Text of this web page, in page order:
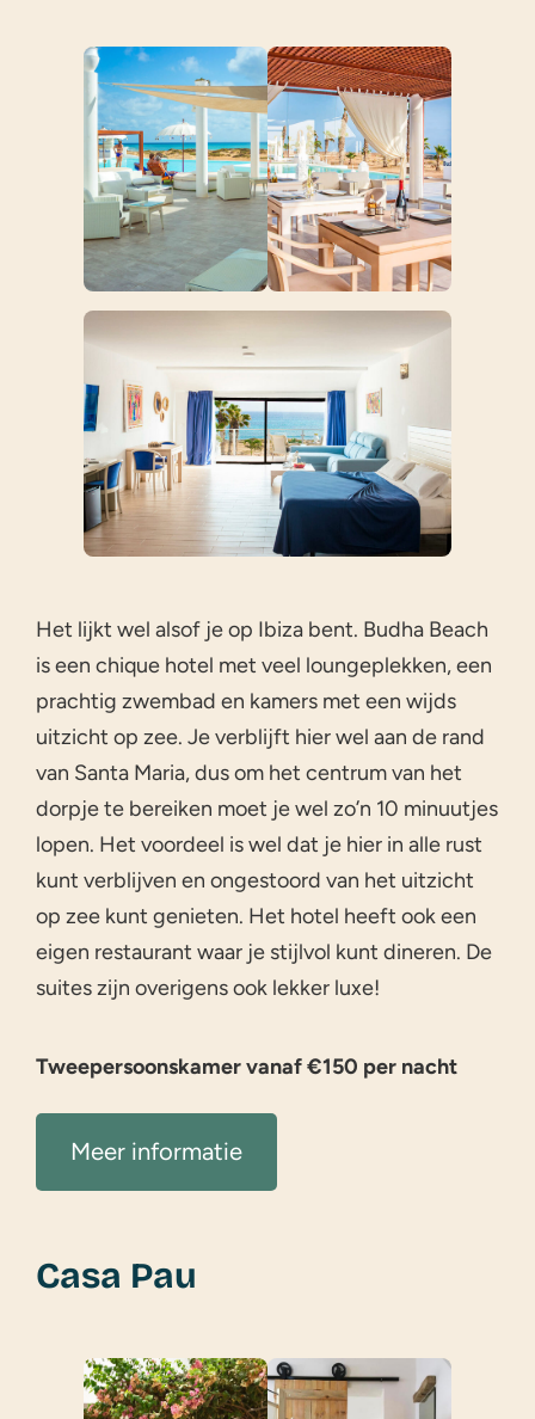
Het lijkt wel alsof je op Ibiza bent. Budha Beach
is een chique hotel met veel loungeplekken, een
prachtig zwembad en kamers met een wijds
uitzicht op zee. Je verblijft hier wel aan de rand
van Santa Maria, dus om het centrum van het
dorpje te bereiken moet je wel zo’n 10 minuutjes
lopen. Het voordeel is wel dat je hier in alle rust
kunt verblijven en ongestoord van het uitzicht
op zee kunt genieten. Het hotel heeft ook een
eigen restaurant waar je stijlvol kunt dineren. De
suites zijn overigens ook lekker luxe!
Tweepersoonskamer vanaf €150 per nacht
Meer informatie
Casa Pau